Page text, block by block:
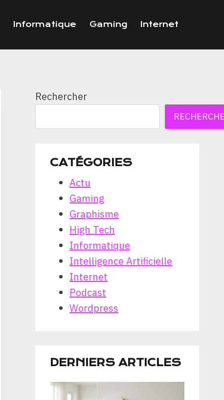
Informatique Gaming Internet
Rechercher
CATÉGORIES
Actu
Gaming
Graphisme
High Tech
Informatique
Intelligence Artificielle
Internet
Podcast
Wordpress
DERNIERS ARTICLES